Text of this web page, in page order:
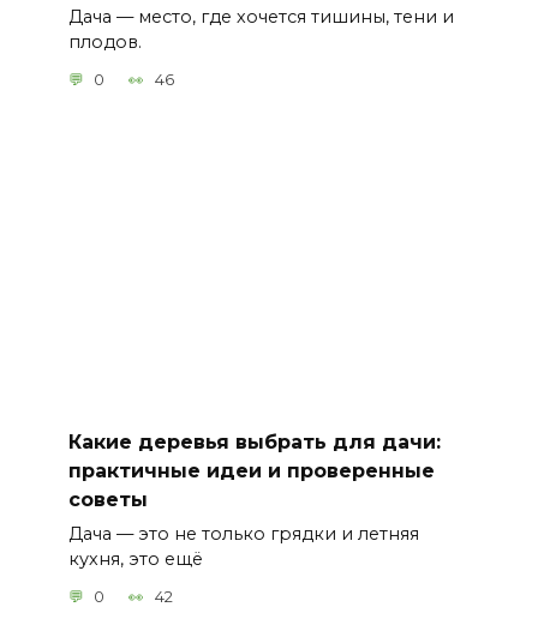
Дача — место, где хочется тишины, тени и
плодов.
0 46
Какие деревья выбрать для дачи:
практичные идеи и проверенные
советы
Дача — это не только грядки и летняя
кухня, это ещё
0 42